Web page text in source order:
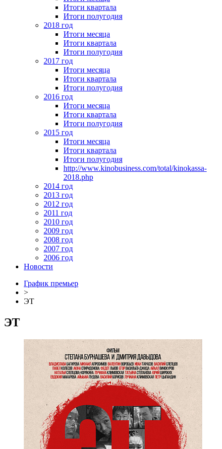
Итоги квартала
Итоги полугодия
2018 год
Итоги месяца
Итоги квартала
Итоги полугодия
2017 год
Итоги месяца
Итоги квартала
Итоги полугодия
2016 год
Итоги месяца
Итоги квартала
Итоги полугодия
2015 год
Итоги месяца
Итоги квартала
Итоги полугодия
http://www.kinobusiness.com/total/kinokassa-
2018.php
2014 год
2013 год
2012 год
2011 год
2010 год
2009 год
2008 год
2007 год
2006 год
Новости
График премьер
>
ЭТ
ЭТ